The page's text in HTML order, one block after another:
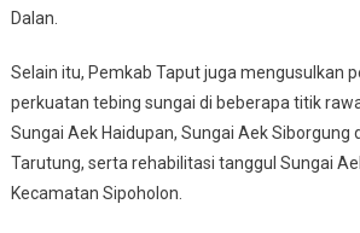
Dalan.
Selain itu, Pemkab Taput juga mengusulkan
perkuatan tebing sungai di beberapa titik
Sungai Aek Haidupan, Sungai Aek Siborgung
Tarutung, serta rehabilitasi tanggul Sungai
Kecamatan Sipoholon.